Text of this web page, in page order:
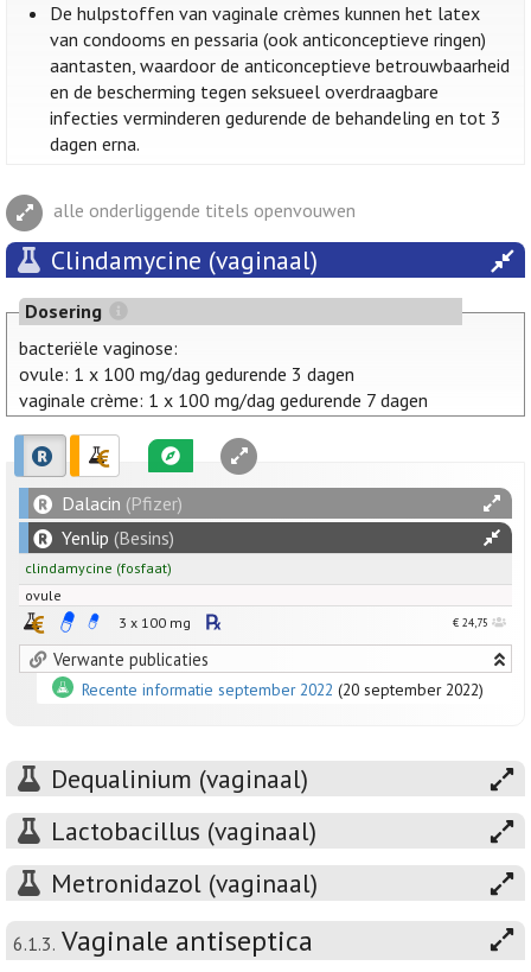
De hulpstoffen van vaginale crèmes kunnen het latex
van condooms en pessaria (ook anticonceptieve ringen)
aantasten, waardoor de anticonceptieve betrouwbaarheid
en de bescherming tegen seksueel overdraagbare
infecties verminderen gedurende de behandeling en tot 3
dagen erna.
alle onderliggende titels openvouwen
Clindamycine (vaginaal)
Dosering
bacteriële vaginose:
ovule: 1 x 100 mg/dag gedurende 3 dagen
vaginale crème: 1 x 100 mg/dag gedurende 7 dagen
Dalacin (Pfizer)
Yenlip (Besins)
clindamycine (fosfaat)
ovule
3 x 100 mg € 24,75
Verwante publicaties
Recente informatie september 2022 (20 september 2022)
Dequalinium (vaginaal)
Lactobacillus (vaginaal)
Metronidazol (vaginaal)
6.1.3. Vaginale antiseptica